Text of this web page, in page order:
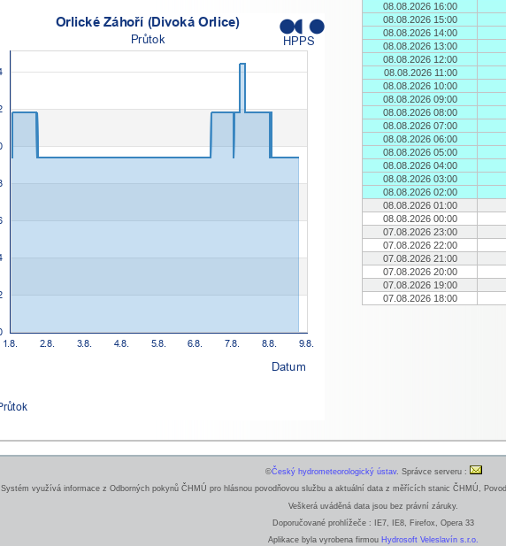
08.08.2026 16:00
08.08.2026 15:00
08.08.2026 14:00
08.08.2026 13:00
08.08.2026 12:00
08.08.2026 11:00
08.08.2026 10:00
08.08.2026 09:00
08.08.2026 08:00
08.08.2026 07:00
08.08.2026 06:00
08.08.2026 05:00
08.08.2026 04:00
08.08.2026 03:00
08.08.2026 02:00
08.08.2026 01:00
08.08.2026 00:00
07.08.2026 23:00
07.08.2026 22:00
07.08.2026 21:00
07.08.2026 20:00
07.08.2026 19:00
07.08.2026 18:00
©Český hydrometeorologický ústav. Správce serveru :
Systém využívá informace z Odborných pokynů ČHMÚ pro hlásnou povodňovou službu a aktuální data z měřících stanic ČHMÚ,
Veškerá uváděná data jsou bez právní záruky.
Doporučované prohlížeče : IE7, IE8, Firefox, Opera 33
Aplikace byla vyrobena firmou Hydrosoft Veleslavín s.r.o.